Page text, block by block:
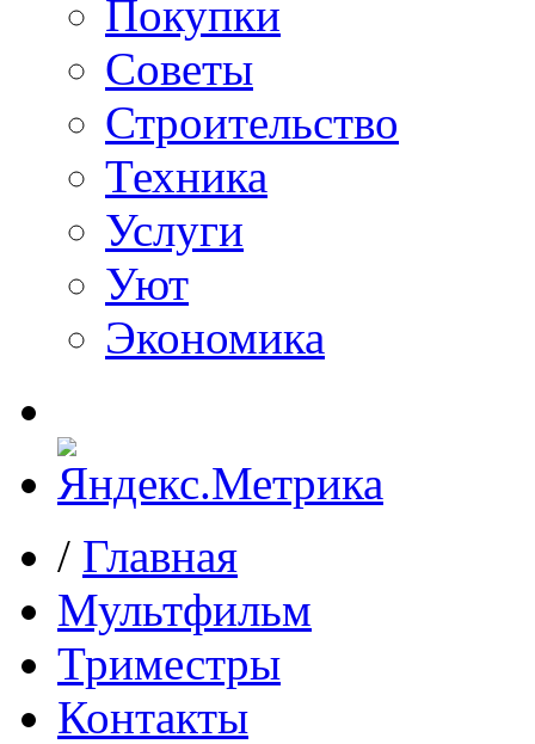
Покупки
Советы
Строительство
Техника
Услуги
Уют
Экономика
/ Главная
Мультфильм
Триместры
Контакты